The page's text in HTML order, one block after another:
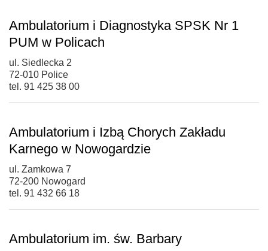
Ambulatorium i Diagnostyka SPSK Nr 1
PUM w Policach
ul. Siedlecka 2
72-010 Police
tel. 91 425 38 00
Ambulatorium i Izbą Chorych Zakładu
Karnego w Nowogardzie
ul. Zamkowa 7
72-200 Nowogard
tel. 91 432 66 18
Ambulatorium im. św. Barbary